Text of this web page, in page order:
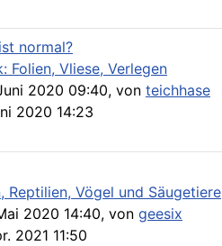
normal?
Folien, Vliese, Verlegen
2020 09:40, von teichhase
2020 14:23
Reptilien, Vögel und Säugetiere
2020 14:40, von geesix
2021 11:50